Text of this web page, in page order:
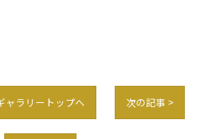
ャラリートップへ 次の記事 >